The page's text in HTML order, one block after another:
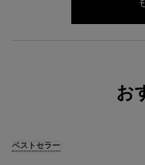
お
ベストセラー